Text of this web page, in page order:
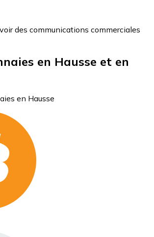
des communications commerciales
en Hausse et en
en Hausse